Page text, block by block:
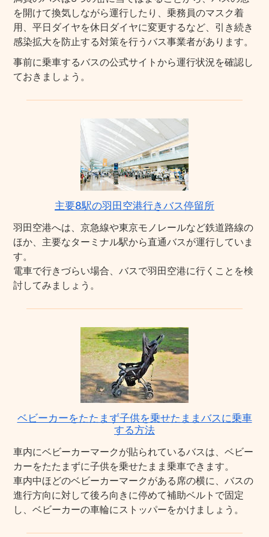
を開けて換気しながら運行したり、乗務員のマスク着
用、平日ダイヤを休日ダイヤに変更するなど、引き続き
感染拡大を防止する対策を行うバス事業者があります。
事前に乗車するバスの公式サイトから運行状況を確認し
ておきましょう。
主要8駅の羽田空港行きバス停留所
羽田空港へは、京急線や東京モノレールなど鉄道路線の
ほか、主要なターミナル駅から直通バスが運行していま
す。
電車で行きづらい場合、バスで羽田空港に行くことを検
討してみましょう。
ベビーカーをたたまず子供を乗せたままバスに乗車
する方法
車内にベビーカーマークが貼られているバスは、ベビー
カーをたたまずに子供を乗せたまま乗車できます。
車内中ほどのベビーカーマークがある席の横に、バスの
進行方向に対して後ろ向きに停めて補助ベルトで固定
し、ベビーカーの車輪にストッパーをかけましょう。